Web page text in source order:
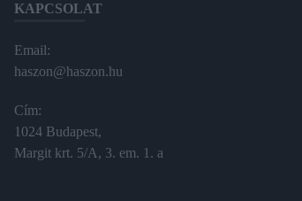
KAPCSOLAT
Email:
haszon@haszon.hu
Cím:
1024 Budapest,
Margit krt. 5/A, 3. em. 1. a